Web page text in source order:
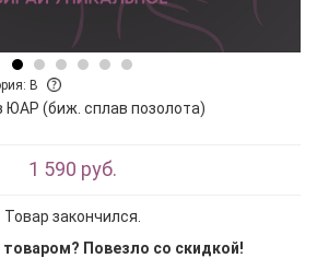
B
ЮАР (биж. сплав позолота)
1 590 руб.
Товар закончился.
товаром? Повезло со скидкой!